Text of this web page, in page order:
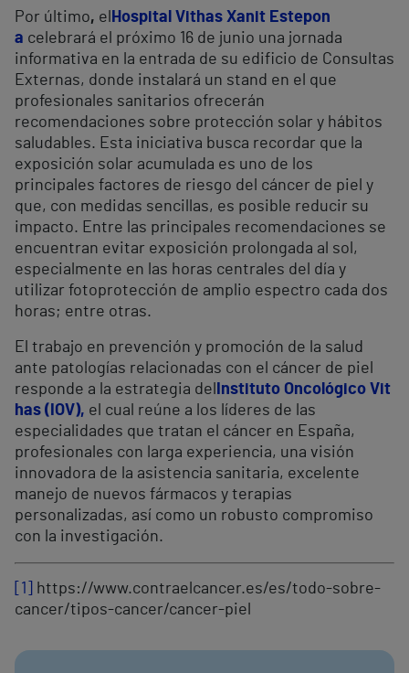
Por último, el Hospital Vithas Xanit Estepon
a celebrará el próximo 16 de junio una jornada
informativa en la entrada de su edificio de Consultas
Externas, donde instalará un stand en el que
profesionales sanitarios ofrecerán
recomendaciones sobre protección solar y hábitos
saludables. Esta iniciativa busca recordar que la
exposición solar acumulada es uno de los
principales factores de riesgo del cáncer de piel y
que, con medidas sencillas, es posible reducir su
impacto. Entre las principales recomendaciones se
encuentran evitar exposición prolongada al sol,
especialmente en las horas centrales del día y
utilizar fotoprotección de amplio espectro cada dos
horas; entre otras.
El trabajo en prevención y promoción de la salud
ante patologías relacionadas con el cáncer de piel
responde a la estrategia del
Instituto Oncológico Vit
has (IOV), el cual reúne a los líderes de las
especialidades que tratan el cáncer en España,
profesionales con larga experiencia, una visión
innovadora de la asistencia sanitaria, excelente
manejo de nuevos fármacos y terapias
personalizadas, así como un robusto compromiso
con la investigación.
[1]
https://www.contraelcancer.es/es/todo-sobre-
cancer/tipos-cancer/cancer-piel